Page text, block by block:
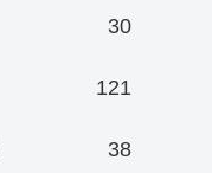
30
121
38